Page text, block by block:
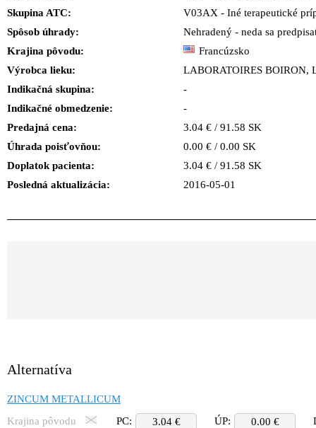
Skupina ATC:
V03AX - Iné terapeutické
Spôsob úhrady:
Nehradený - neda sa
Krajina pôvodu:
Francúzsko
Výrobca lieku:
LABORATOIRES BOIRON,
Indikačná skupina:
-
Indikačné obmedzenie:
-
Predajná cena:
3.04 € / 91.58 SK
Úhrada poisťovňou:
0.00 € / 0.00 SK
Doplatok pacienta:
3.04 € / 91.58 SK
Posledná aktualizácia:
2016-05-01
Alternatíva
ZINCUM METALLICUM
Krajina pôvodu
PC: 3.04 € ÚP: 0.00 €